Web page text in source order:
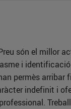
són el millor
i
permès
indefinit i